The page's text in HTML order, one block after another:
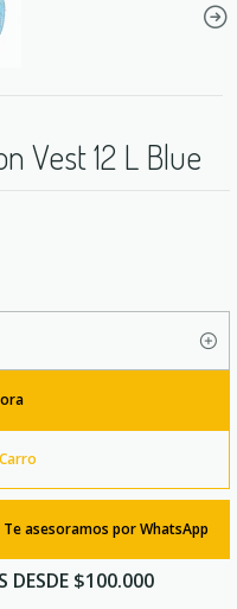
Vest 12 L Blue
asesoramos por WhatsApp
DESDE $100.000